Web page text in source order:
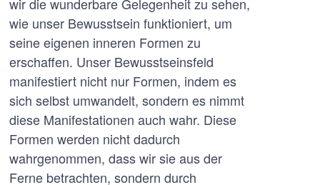
wie unser Bewusstsein funktioniert, um
seine eigenen inneren Formen zu
erschaffen. Unser Bewusstseinsfeld
manifestiert nicht nur Formen, indem es
sich selbst umwandelt, sondern es nimmt
diese Manifestationen auch wahr. Diese
Formen werden nicht dadurch
wahrgenommen, dass wir sie aus der
Ferne betrachten, sondern durch